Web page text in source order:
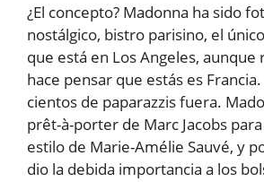
¿El concepto? Madonna ha sido
nostálgico, bistro parisino, el
que está en Los Angeles,
hace pensar que estás es
cientos de paparazzis fuera.
prêt-à-porter de Marc Jacobs
estilo de Marie-Amélie Sauvé, y
dio la debida importancia a los